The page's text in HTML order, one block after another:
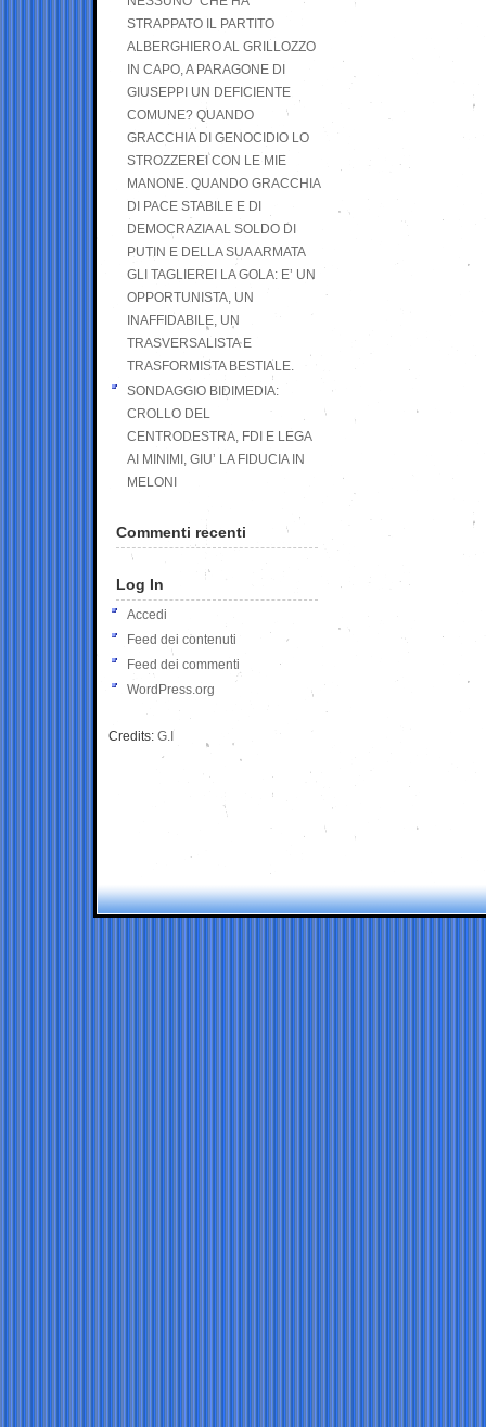
STRAPPATO IL PARTITO
ALBERGHIERO AL GRILLOZZO
IN CAPO, A PARAGONE DI
GIUSEPPI UN DEFICIENTE
COMUNE? QUANDO
GRACCHIA DI GENOCIDIO LO
STROZZEREI CON LE MIE
MANONE. QUANDO GRACCHIA
DI PACE STABILE E DI
DEMOCRAZIA AL SOLDO DI
PUTIN E DELLA SUA ARMATA
GLI TAGLIEREI LA GOLA: E’ UN
OPPORTUNISTA, UN
INAFFIDABILE, UN
TRASVERSALISTA E
TRASFORMISTA BESTIALE.
SONDAGGIO BIDIMEDIA:
CROLLO DEL
CENTRODESTRA, FDI E LEGA
AI MINIMI, GIU’ LA FIDUCIA IN
MELONI
Commenti recenti
Log In
Accedi
Feed dei contenuti
Feed dei commenti
WordPress.org
Credits: G.I